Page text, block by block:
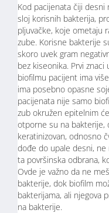
Kod pacijenata čiji
sloj korisnih bakterija,
pljuvačke, koje ometaju
zube. Korisne bakterije
skoro uvek gram
bez kiseonika. Prvi
biofilmu pacijent ima
ima posebno opasne
pacijenata nije samo
zub okružen epitelnim
otporne su na bakterije,
keratinizovan, odnosno
dođe do upale desni,
ta površinska odbrana,
Ovde je važno da ne
bakterije, dok biofilm
bakterijama, ali njegova
na bakterije.